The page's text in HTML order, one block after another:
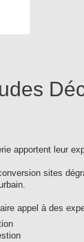
apportent leur
sites
appel à des